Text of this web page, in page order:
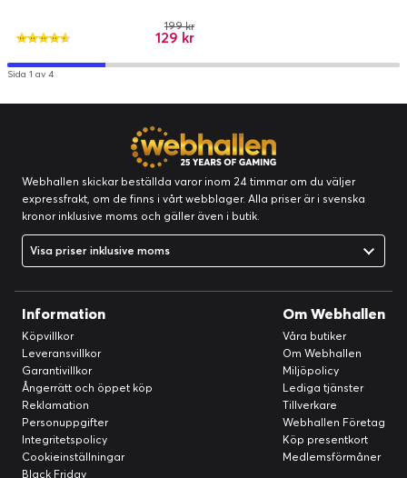
129 kr
199 kr
Sida 1 av 4
Webhallen skickar beställda varor inom 24 timmar om du väljer
expressfrakt, om de finns i vårt webblager. Alla priser är i svenska
kronor inklusive moms och gäller även i butik.
Visa priser inklusive moms
Information
Köpvillkor
Leveransvillkor
Garantivillkor
Ångerrätt och öppet köp
Reklamation
Personuppgifter
Integritetspolicy
Cookieinställningar
Black Friday
Om Webhallen
Våra butiker
Om Webhallen
Miljöpolicy
Lediga tjänster
Tillverkare
Webhallen Företag
Köp presentkort
Medlemsförmåner